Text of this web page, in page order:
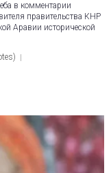
в комментарии
правительства КНР
Аравии исторической
)